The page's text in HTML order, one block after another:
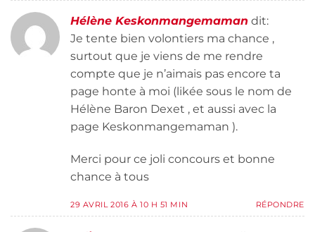
Hélène Keskonmangemaman dit:
Je tente bien volontiers ma chance ,
surtout que je viens de me rendre
compte que je n’aimais pas encore ta
page honte à moi (likée sous le nom de
Hélène Baron Dexet , et aussi avec la
page Keskonmangemaman ).
Merci pour ce joli concours et bonne
chance à tous
29 AVRIL 2016 À 10 H 51 MIN RÉPONDRE